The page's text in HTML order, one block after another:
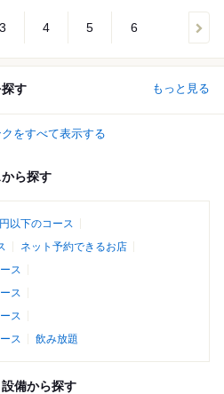
3 4 5 6
す もっと見る
をすべて表示する
ら探す
以下のコース
ネット予約できるお店
ス
ス
ス
ス
飲み放題
備から探す